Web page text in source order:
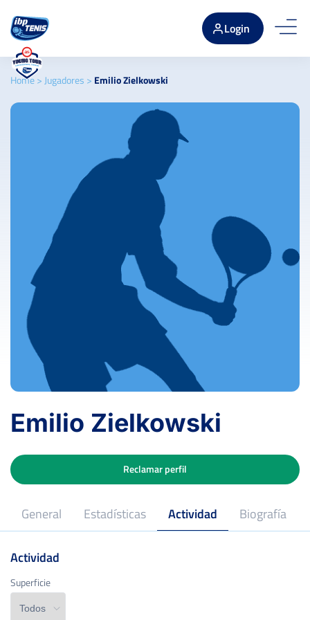
Login
Home> Jugadores > Emilio Zielkowski
Emilio Zielkowski
General Estadísticas Actividad Biografía
Reclamar perfil
Superficie
Actividad
Superficie